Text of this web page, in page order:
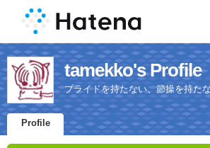
tamekko's Profile
プライドを持たない、節操を持た
Profile